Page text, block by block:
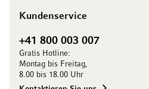
Kundenservice
+41 800 003 007
Gratis Hotline:
Montag bis Freitag,
8.00 bis 18.00 Uhr